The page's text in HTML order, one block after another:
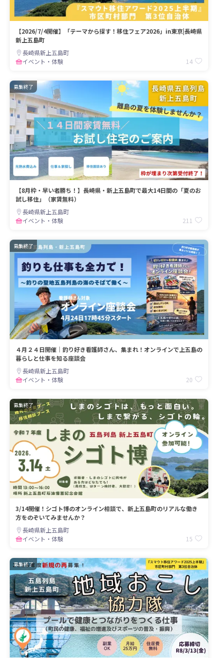
【2026/7/4開催】「テーマから探す！移住フェア2026」in東京|長崎県
新上五島町
長崎県新上五島町
イベント・体験
14
募集終了
【8月枠・早い者勝ち！】長崎県・新上五島町で最大14日間の「夏のお
試し移住」（家賃無料）
長崎県新上五島町
イベント・体験
211
募集終了
４月２４日開催｜釣り好き看護師さん、集まれ！オンラインで上五島の
暮らしと仕事を知る座談会
長崎県新上五島町
イベント・体験
20
募集終了
3/14開催！シゴト博のオンライン相談で、新上五島町のリアルな働き
方をのぞいてみませんか？
長崎県新上五島町
イベント・体験
15
募集終了